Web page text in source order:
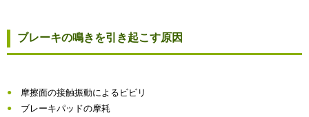
ブレーキの鳴きを引き起こす原因
摩擦面の接触振動によるビビリ
ブレーキパッドの摩耗